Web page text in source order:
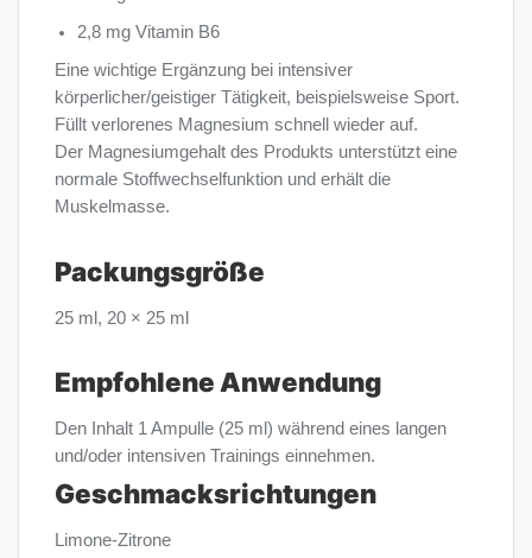
2,8 mg Vitamin B6
Eine wichtige Ergänzung bei intensiver
körperlicher/geistiger Tätigkeit, beispielsweise Sport.
Füllt verlorenes Magnesium schnell wieder auf.
Der Magnesiumgehalt des Produkts unterstützt eine
normale Stoffwechselfunktion und erhält die
Muskelmasse.
Packungsgröße
25 ml, 20 × 25 ml
Empfohlene Anwendung
Den Inhalt 1 Ampulle (25 ml) während eines langen
und/oder intensiven Trainings einnehmen.
Geschmacksrichtungen
Limone-Zitrone